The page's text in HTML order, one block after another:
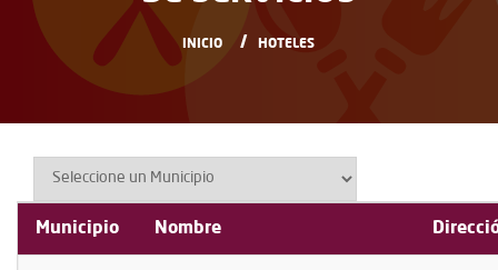
INICIO HOTELES
Municipio Nombre